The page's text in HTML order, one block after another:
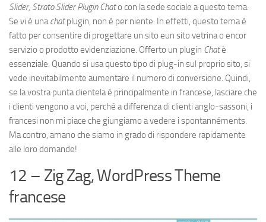
Slider, Strato Slider Plugin Chato con la sede sociale a questo tema.
Se vi è unachatplugin, non è per niente. In effetti, questo tema è
fatto per consentire di progettare un sito eun sito vetrina o encor
servizio o prodotto evidenziazione. Offerto un plugin Chatè
essenziale. Quando si usa questo tipo di plug-in sul proprio sito, si
vede inevitabilmente aumentare il numero di conversione. Quindi,
se la vostra punta clientela è principalmente in francese, lasciare che
i clienti vengono a voi, perché a differenza di clienti anglo-sassoni, i
francesi non mi piace che giungiamo a vedere i spontannéments.
Ma contro, amano che siamo in grado di rispondere rapidamente
alle loro domande!
12 – Zig Zag, WordPress Theme
francese